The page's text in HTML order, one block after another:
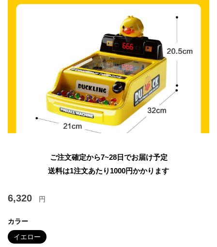
ご注文確定から7~28日でお届け予定
送料は1注文あたり 1000円かかります
6,320 円
カラー
イエロー